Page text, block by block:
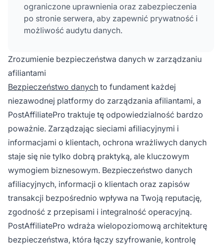
ograniczone uprawnienia oraz zabezpieczenia
po stronie serwera, aby zapewnić prywatność i
możliwość audytu danych.
Zrozumienie bezpieczeństwa danych w zarządzaniu
afiliantami
Bezpieczeństwo danych to fundament każdej
niezawodnej platformy do zarządzania afiliantami, a
PostAffiliatePro traktuje tę odpowiedzialność bardzo
poważnie. Zarządzając sieciami afiliacyjnymi i
informacjami o klientach, ochrona wrażliwych danych
staje się nie tylko dobrą praktyką, ale kluczowym
wymogiem biznesowym. Bezpieczeństwo danych
afiliacyjnych, informacji o klientach oraz zapisów
transakcji bezpośrednio wpływa na Twoją reputację,
zgodność z przepisami i integralność operacyjną.
PostAffiliatePro wdraża wielopoziomową architekturę
bezpieczeństwa, która łączy szyfrowanie, kontrolę